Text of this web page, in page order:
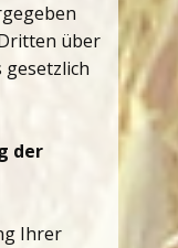
über
der
Ihrer